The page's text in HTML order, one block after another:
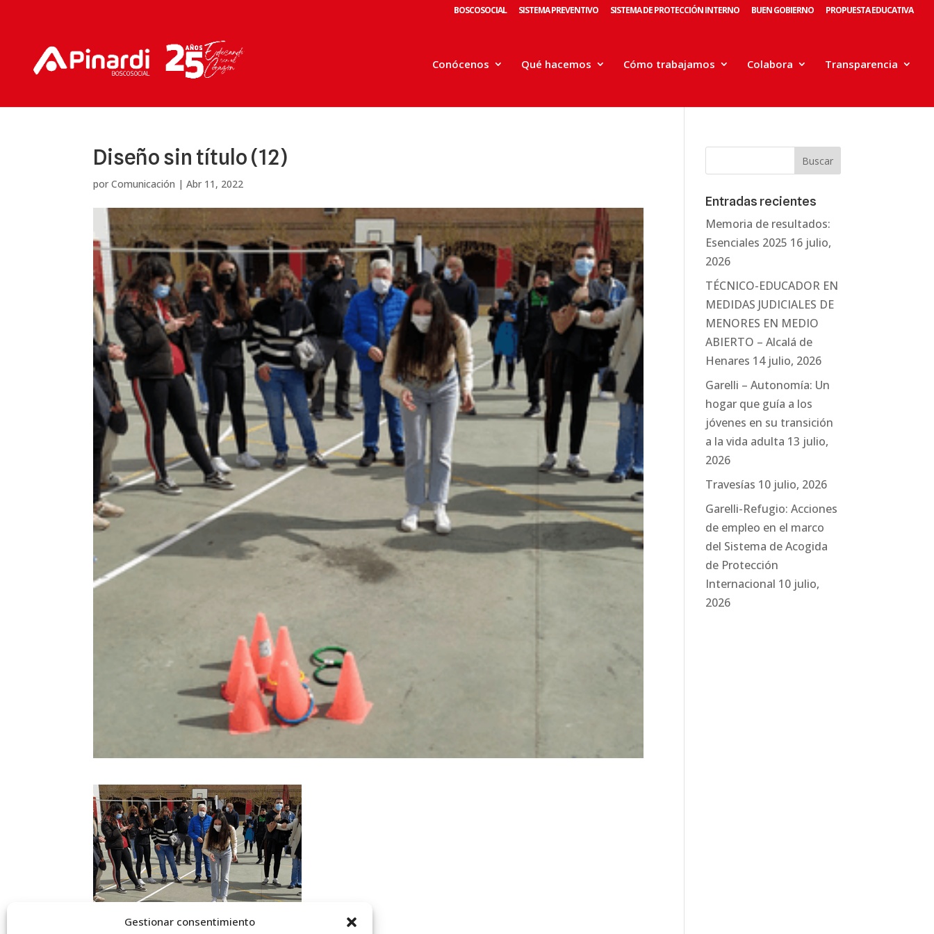
Gestionar consentimiento
BOSCOSOCIAL SISTEMA PREVENTIVO SISTEMA DE PROTECCIÓN INTERNO BUEN GOBIERNO PROPUESTA EDUCATIVA
Conócenos Qué hacemos Cómo trabajamos Colabora Transparencia
Diseño sin título (12)
porComunicación |Abr 11, 2022
Entradas recientes
Memoria de resultados:
Esenciales 2025 16 julio,
2026
TÉCNICO-EDUCADOR EN
MEDIDAS JUDICIALES DE
MENORES EN MEDIO
ABIERTO – Alcalá de
Henares 14 julio, 2026
Garelli – Autonomía: Un
hogar que guía a los
jóvenes en su transición
a la vida adulta 13 julio,
2026
Travesías 10 julio, 2026
Garelli-Refugio: Acciones
de empleo en el marco
del Sistema de Acogida
de Protección
Internacional 10 julio,
2026